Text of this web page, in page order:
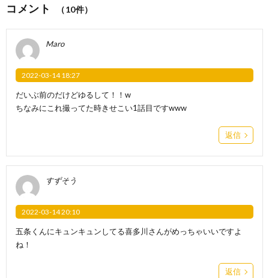
コメント （10件）
Maro
2022-03-14 18:27
だいぶ前のだけどゆるして！！w
ちなみにこれ撮ってた時きせこい1話目ですwww
返信
すずそう
2022-03-14 20:10
五条くんにキュンキュンしてる喜多川さんがめっちゃいいですよ
ね！
返信